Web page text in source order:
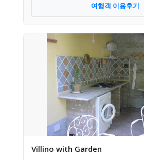
여행객 이용후기
Villino with Garden